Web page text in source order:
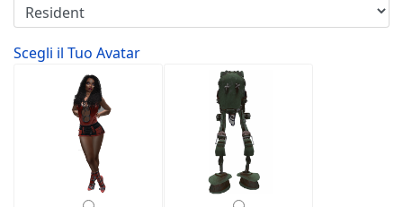
Scegli il Tuo Avatar